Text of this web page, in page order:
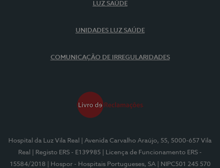
LUZ SAÚDE
UNIDADES LUZ SAÚDE
COMUNICAÇÃO DE IRREGULARIDADES
Hospital da Luz Vila Real
| Avenida Carvalho Araújo, 55, 5000-657 Vila
Real
| Registo ERS - E139985
| Licença de Funcionamento ERS -
15584/2018
| Hospor - Hospitais Portugueses, SA | NIPC501 245 570